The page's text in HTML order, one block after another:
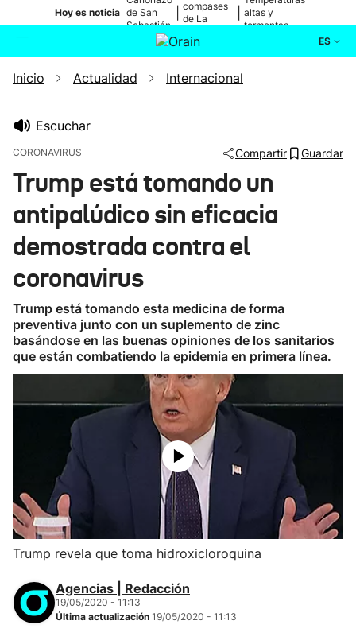
Hoy es noticia de San
Sebastián
compases
de La
altas y
tormentas
ES
Buscador Actualidad
Ikusmiran
Eguraldia
Inicio Actualidad Internacional
Escuchar
CORONAVIRUS Compartir Guardar
Trump está tomando un
antipalúdico sin eficacia
demostrada contra el
coronavirus
Trump está tomando esta medicina de forma
preventiva junto con un suplemento de zinc
basándose en las buenas opiniones de los sanitarios
que están combatiendo la epidemia en primera línea.
Trump revela que toma hidroxicloroquina
Agencias | Redacción
19/05/2020 - 11:13
Última actualización 19/05/2020 - 11:13